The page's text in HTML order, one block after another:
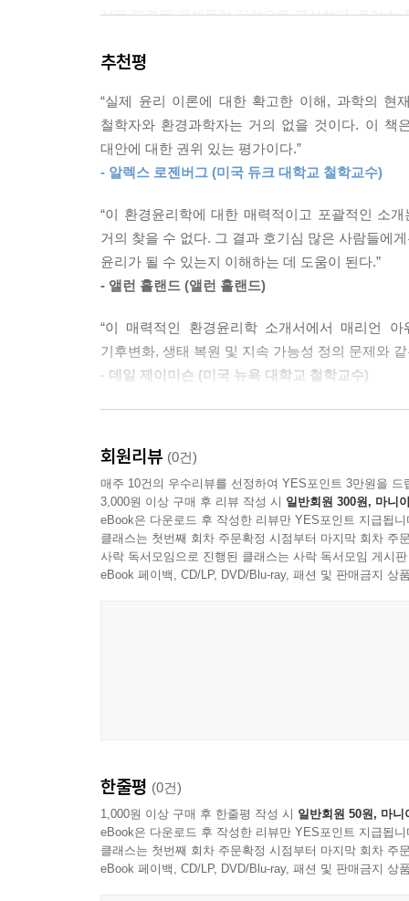
서로 연결된 개체들의 집합으로 묘사했다. 토머스
즉 주권적 통치자의 규칙과 제약에 복종하지만,
--- p.32
인류세와 관련하여 제기되는 핵심 질문들, 즉 지
이상인지는 환경윤리학에 대한 일반적인 과제를
라면, 우리는 어떻게 이를 결정할 수 있을까? 환
한 확실한 답이 있을까? 어느 정도의 오염이 허용
지구공학(6장 참조)을 통해 의도적으로 기후를 조
--- p.46
사회적, 정치적, 종교적 신념과 제도가 가치관 형
리학의 한계로 대응 차원에서 논의되지만, 이러
다. 이에 대해서는 앞으로 고찰하겠다. 이 장에서
--- p.61
짐작하겠지만, 일부 철학자들이 칸트 윤리의 강
정언 명령을 긍정적인 특정으로 보기보다는, 지
된다면, 거짓말이 옳은 것일 수도 있다는 것이다.
즉 의무 충돌의 상황에서 어려움을 겪는다. 누군
물과 공유하는 공통점이 많다. 어떤 면에서 인간
다고 추정한다. 개와 같은 다른 동물들은 손가락
문일 가능성이 높다. 또한 우리는 동물의 행동과
같은 특성을 부여하는 것은 항상 인간의 특성을
추천평
“실제 윤리 이론에 대한 확고한 이해, 과학의 현
철학자와 환경과학자는 거의 없을 것이다. 이
대안에 대한 권위 있는 평가이다.”
- 알렉스 로젠버그 (미국 듀크 대학교 철학교수)
“이 환경윤리학에 대한 매력적이고 포괄적인 소
거의 찾을 수 없다. 그 결과 호기심 많은 사람들에
윤리가 될 수 있는지 이해하는 데 도움이 된다.”
- 앨런 홀랜드 (앨런 홀랜드)
“이 매력적인 환경윤리학 소개서에서 매리언
기후변화, 생태 복원 및 지속 가능성 정의 문제와
- 데일 제이미슨 (미국 뉴욕 대학교 철학교수)
- 벤자민 헤일 (미국 콜로라도 대학교 환경학과 교
“이 책은 환경윤리학에 관한 최고의 입문서다.
문장으로, 매리언 아워드킨은 이 분야의 핵심
접근법에 대한 폭넓은 논의를 제시한다.”
- 제이슨 슈라이너 (미국 오리건 대학교 환경학과
회원리뷰 (0건)
매주 10건의 우수리뷰를 선정하여 YES포인트 3만원을 드
3,000원 이상 구매 후 리뷰 작성 시 일반회원 300원, 마니
eBook은 다운로드 후 작성한 리뷰만 YES포인트 지급됩니
클래스는 첫번째 회차 주문확정 시점부터 마지막 회차 주
사락 독서모임으로 진행된 클래스는 사락 독서모임 게시
eBook 페이백, CD/LP, DVD/Blu-ray, 패션 및 판매금지 상
한줄평 (0건)
1,000원 이상 구매 후 한줄평 작성 시 일반회원 50원, 마니
eBook은 다운로드 후 작성한 리뷰만 YES포인트 지급됩니
클래스는 첫번째 회차 주문확정 시점부터 마지막 회차 주
eBook 페이백, CD/LP, DVD/Blu-ray, 패션 및 판매금지 상